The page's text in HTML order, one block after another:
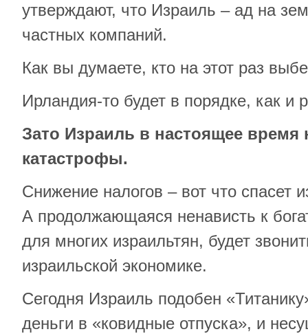
утверждают, что Израиль – ад на
частных компаний.
Как вы думаете, кто на этот раз
Ирландия-то будет в порядке, как и
Зато Израиль в настоящее время
катастрофы.
Снижение налогов – вот что спасет
А продолжающаяся ненависть к
для многих израильтян, будет
израильской экономике.
Сегодня Израиль подобен
деньги в «ковидные отпуска», и